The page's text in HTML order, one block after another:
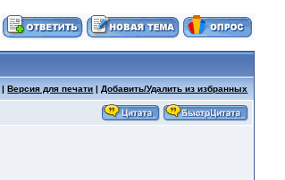
|Версия для печати |Добавить/Удалить из избранных